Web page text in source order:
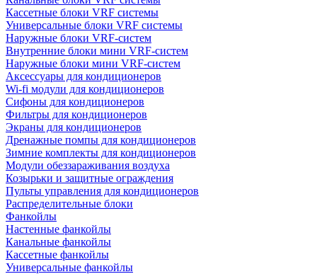
Кассетные блоки VRF системы
Универсальные блоки VRF системы
Наружные блоки VRF-систем
Внутренние блоки мини VRF-систем
Наружные блоки мини VRF-систем
Аксессуары для кондиционеров
Wi-fi модули для кондиционеров
Сифоны для кондиционеров
Фильтры для кондиционеров
Экраны для кондиционеров
Дренажные помпы для кондиционеров
Зимние комплекты для кондиционеров
Модули обеззараживания воздуха
Козырьки и защитные ограждения
Пульты управления для кондиционеров
Распределительные блоки
Фанкойлы
Настенные фанкойлы
Канальные фанкойлы
Кассетные фанкойлы
Универсальные фанкойлы